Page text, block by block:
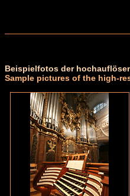
Beispielfotos der
Sample pictures of the high-